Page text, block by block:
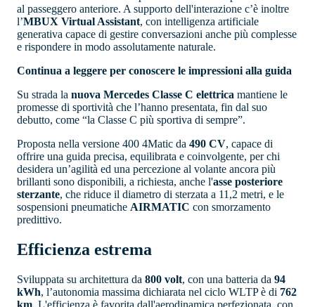
al passeggero anteriore. A supporto dell'interazione c’è inoltre
l’MBUX Virtual Assistant, con intelligenza artificiale
generativa capace di gestire conversazioni anche più complesse
e rispondere in modo assolutamente naturale.
Continua a leggere per conoscere le impressioni alla guida
Su strada la nuova Mercedes Classe C elettrica mantiene le
promesse di sportività che l’hanno presentata, fin dal suo
debutto, come “la Classe C più sportiva di sempre”.
Proposta nella versione 400 4Matic da 490 CV, capace di
offrire una guida precisa, equilibrata e coinvolgente, per chi
desidera un’agilità ed una percezione al volante ancora più
brillanti sono disponibili, a richiesta, anche l'asse posteriore
sterzante, che riduce il diametro di sterzata a 11,2 metri, e le
sospensioni pneumatiche AIRMATIC con smorzamento
predittivo.
Efficienza estrema
Sviluppata su architettura da 800 volt, con una batteria da 94
kWh, l’autonomia massima dichiarata nel ciclo WLTP è di 762
km. L'efficienza è favorita dall'aerodinamica perfezionata, con